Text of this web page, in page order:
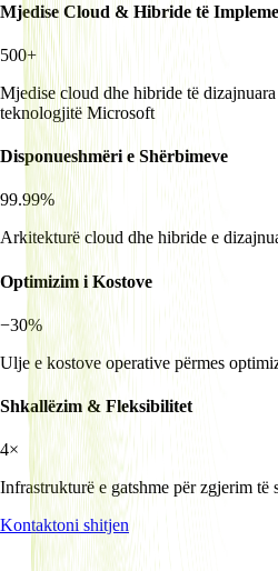
Mjedise Cloud & Hibride të
500+
Mjedise cloud dhe hibride të
teknologjitë Microsoft
Disponueshmëri e Shërbimeve
99.99%
Arkitekturë cloud dhe hibride e
Optimizim i Kostove
−30%
Ulje e kostove operative përmes
Shkallëzim & Fleksibilitet
4×
Infrastrukturë e gatshme për zgjerim të
Kontaktoni shitjen